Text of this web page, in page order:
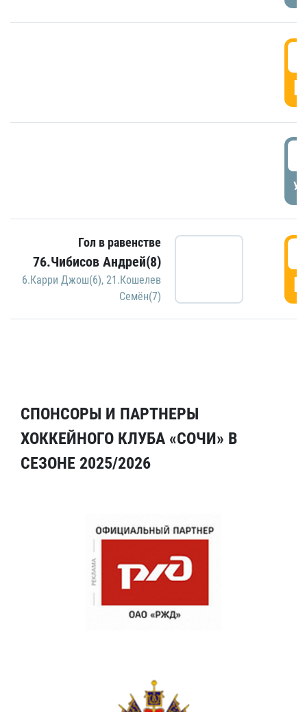
Гол в равенстве
76.Чибисов Андрей(8)
6.Карри Джош(6), 21.Кошелев
Семён(7)
СПОНСОРЫ И ПАРТНЕРЫ
ХОККЕЙНОГО КЛУБА «СОЧИ» В
СЕЗОНЕ 2025/2026